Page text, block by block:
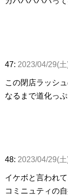
47: 2023/04/29(
この閉店ラッシ
なるまで道化っ
48: 2023/04/29(
イケボと言われ
コミニュティの